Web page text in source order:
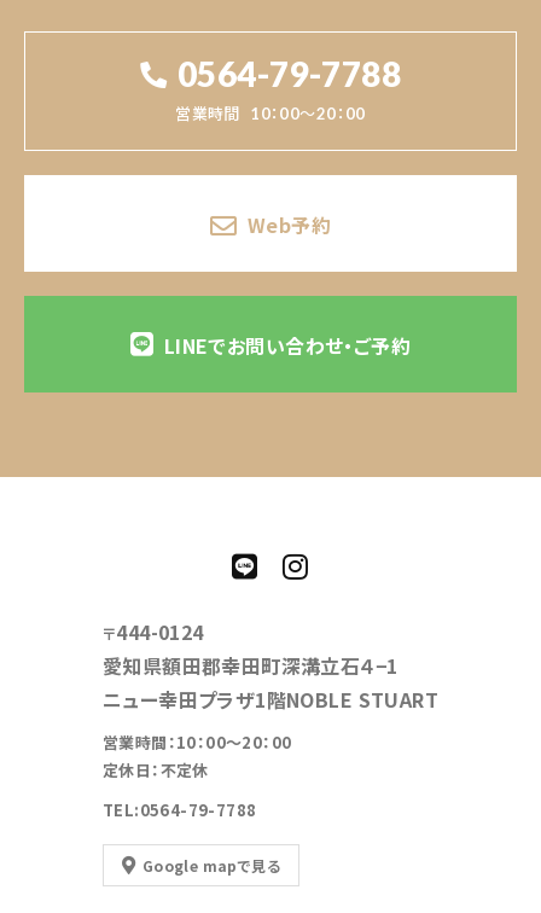
0564-79-7788
営業時間 10：00～20：00
Web予約
LINEでお問い合わせ・ご予約
〒444-0124
愛知県額田郡幸田町深溝立石４−1
ニュー幸田プラザ1階NOBLE STUART
営業時間：10：00～20：00
定休日：不定休
TEL:0564-79-7788
Google mapで見る